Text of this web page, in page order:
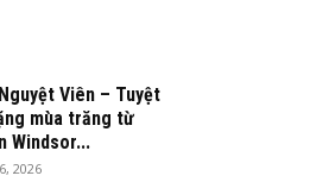
Viên – Tuyệt
mùa trăng từ
Windsor...
2026